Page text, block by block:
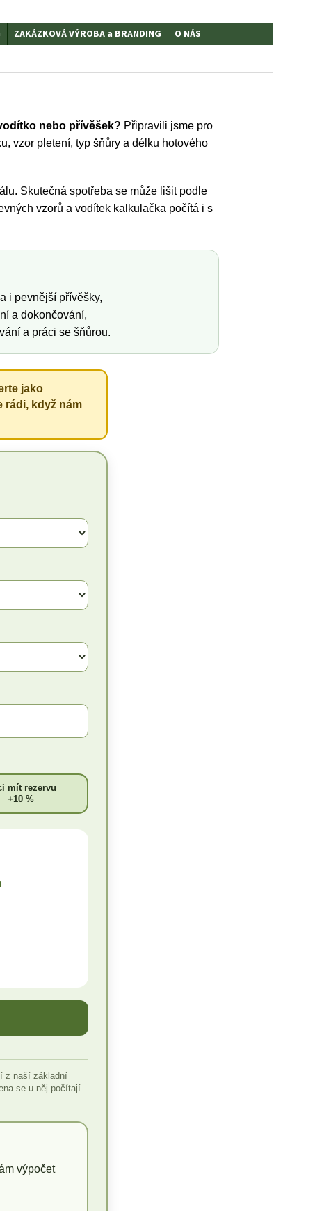
ZAKÁZKOVÁ VÝROBA a BRANDING
O NÁS
nebo přívěšek? Připravili jsme pro
vzor pletení, typ šňůry a délku hotového
Skutečná spotřeba se může lišit podle
vzorů a vodítek kalkulačka počítá i s
i pevnější přívěšky,
a dokončování,
a práci se šňůrou.
jako
rádi, když nám
mít rezervu
+10 %
z naší základní
se u něj počítají
výpočet